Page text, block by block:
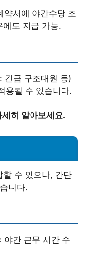
약서에 야간수당 조
에도 지급 가능.
긴급 구조대원 등)
용될 수 있습니다.
히 알아보세요.
할 수 있으나, 간단
니다.
야간 근무 시간 수